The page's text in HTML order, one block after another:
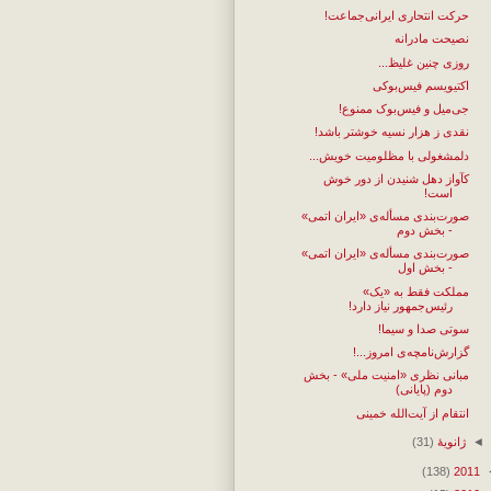
حرکت انتحاری ایرانی‌جماعت!
نصیحت مادرانه
روزی چنین غلیظ...
اکتیویسم فیس‌بوکی
جی‌میل و فیس‌بوک ممنوع!
نقدی ز هزار نسیه خوشتر باشد!
دلمشغولی با مظلومیت خویش...
کآواز دهل شنیدن از دور خوش
است!
صورت‌بندی مسأله‌ی «ایران اتمی»
- بخش دوم
صورت‌بندی مسأله‌ی «ایران اتمی»
- بخش اول
مملکت فقط به «یک»
رئیس‌جمهور نیاز دارد!
سوتی صدا و سیما!
گزارش‌نامچه‌ی امروز...!
مبانی نظری «امنیت ملی» - بخش
دوم (پایانی)
انتقام از آیت‌الله خمینی
◄ژانویهٔ (31)
2011
(138)